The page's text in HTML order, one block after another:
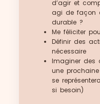
d’agir et
agi de façon
durable ?
Me féliciter
Définir des
nécessaire
Imaginer des
une
se
si besoin)